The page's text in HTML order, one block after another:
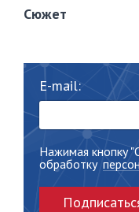
Сюжет
E-mail:
Нажимая кнопку
обработку